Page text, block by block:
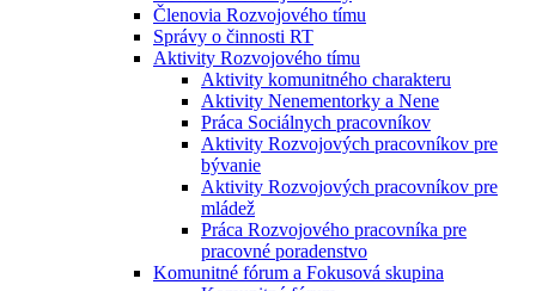
Členovia Rozvojového tímu
Správy o činnosti RT
Aktivity Rozvojového tímu
Aktivity komunitného charakteru
Aktivity Nenementorky a Nene
Práca Sociálnych pracovníkov
Aktivity Rozvojových pracovníkov pre
bývanie
Aktivity Rozvojových pracovníkov pre
mládež
Práca Rozvojového pracovníka pre
pracovné poradenstvo
Komunitné fórum a Fokusová skupina